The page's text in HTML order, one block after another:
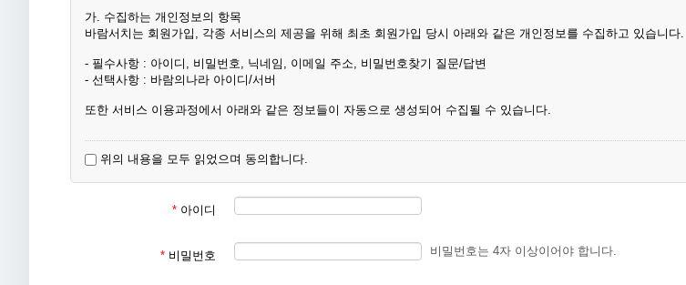
가. 수집하는 개인정보의 항목
바람서치는 회원가입, 각종 서비스의 제공을 위해 최초 회원가입 당시 아래와 같은 개인정보를 수집하고 있습니다.
- 필수사항 : 아이디, 비밀번호, 닉네임, 이메일 주소, 비밀번호찾기 질문/답변
- 선택사항 : 바람의나라 아이디/서버
또한 서비스 이용과정에서 아래와 같은 정보들이 자동으로 생성되어 수집될 수 있습니다.
- IP Address, 쿠키, 접속로그, 서비스 이용 기록, 불량 이용 기록
나. 개인정보 수집방법
바람서치는 다음과 같은 방법으로 개인정보를 수집합니다.
- 홈페이지 회원가입, 문의 게시판, 이메일, 이벤트 응모, 배송요청
2. 개인정보의 수집 및 이용목적
위의 내용을 모두 읽었으며 동의합니다.
* 아이디
* 비밀번호 비밀번호는 4자 이상이어야 합니다.